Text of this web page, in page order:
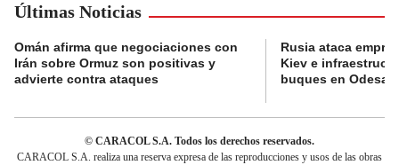
Últimas Noticias
Omán afirma que negociaciones con
Irán sobre Ormuz son positivas y
advierte contra ataques
Rusia ataca
Kiev e
buques en Odesa
© CARACOL S.A. Todos los derechos reservados.
CARACOL S.A. realiza una reserva expresa de las reproducciones y usos de las obras